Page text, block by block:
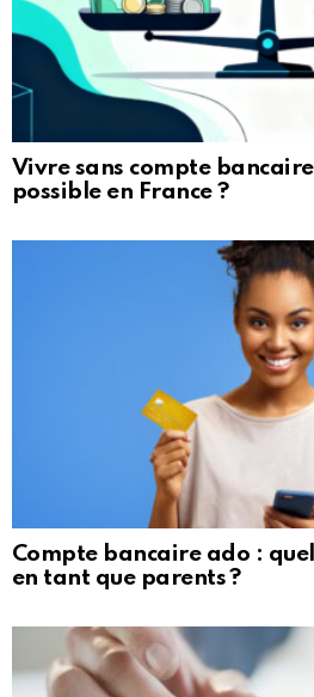
Vivre sans compte
possible en France ?
Compte bancaire ado :
en tant que parents ?